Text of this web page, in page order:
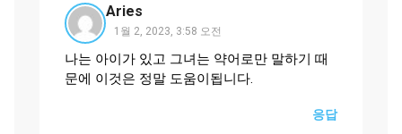
Aries
1월 2, 2023, 3:58 오전
나는 아이가 있고 그녀는 약어로만 말하기 때
문에 이것은 정말 도움이됩니다.
응답